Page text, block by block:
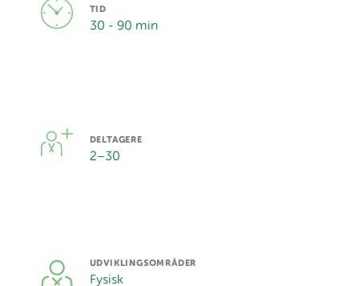
TID
30 - 90 min
DELTAGERE
2–30
UDVIKLINGSOMRÅDER
Fysisk